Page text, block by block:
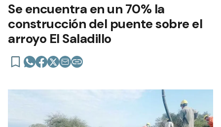
Se encuentra en un 70% la
construcción del puente sobre el
arroyo El Saladillo